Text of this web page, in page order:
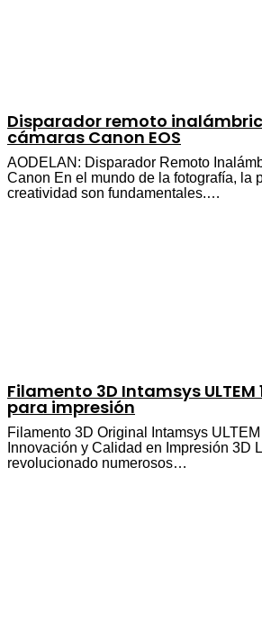
Disparador remoto
cámaras Canon EOS
AODELAN: Disparador Remoto
Canon En el mundo de la fotografía, la
creatividad son fundamentales.…
Filamento 3D Intamsys ULTEM
para impresión
Filamento 3D Original Intamsys
Innovación y Calidad en Impresión 3D
revolucionado numerosos…